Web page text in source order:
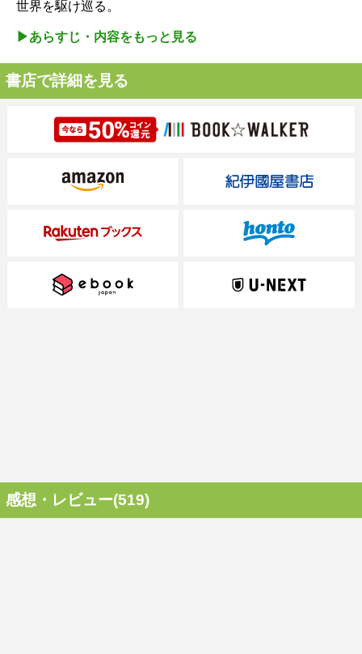
世界を駆け巡る。
▶︎あらすじ・内容をもっと見る
書店で詳細を見る
感想・レビュー(519)